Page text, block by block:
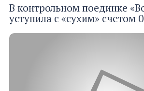
В контрольном поединке
уступила с «сухим» счетом